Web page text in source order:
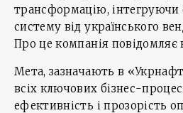
трансформацію, інтегруючи
систему від українського
Про це компанія повідомляє
Мета, зазначають в
всіх ключових бізнес-
ефективність і прозорість